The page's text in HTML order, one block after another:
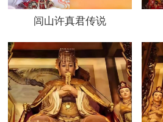
闾山许真君传说